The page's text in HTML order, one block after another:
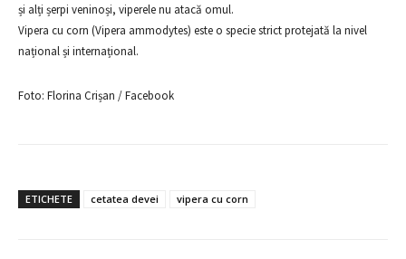
și alți șerpi veninoși, viperele nu atacă omul.
Vipera cu corn (Vipera ammodytes) este o specie strict protejată la nivel
național și internațional.
Foto: Florina Crișan / Facebook
ETICHETE cetatea devei vipera cu corn